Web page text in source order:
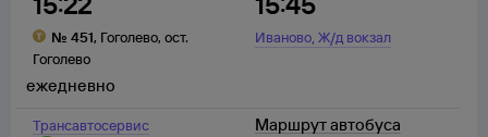
№ 451, Гоголево, ост.
Гоголево
Иваново,Ж/д вокзал
Трансавтосервис
ежедневно
Маршрут автобуса